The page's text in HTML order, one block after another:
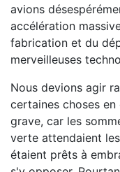
avions
accélération
fabrication et du
merveilleuses
Nous devions agir
certaines choses
grave, car les
verte attendaient
étaient prêts à